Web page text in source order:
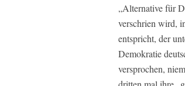
„Alternative für
verschrien wird,
entspricht, der
Demokratie
versprochen,